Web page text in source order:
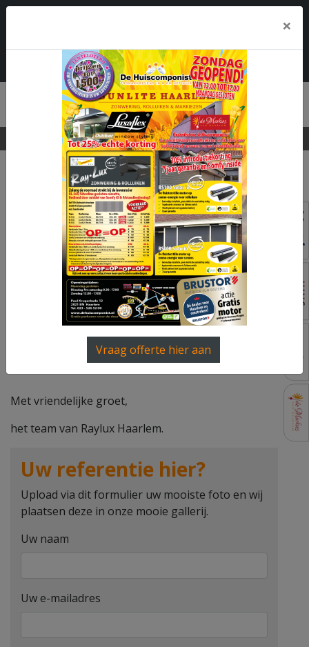
Nergens voordeliger
CONTACT OFFERTE AANVRAGEN
Referenties
Geachte klant,
Raylux Haarlem nodigt u van harte uit om uw
aangeschafte Raylux product naar ons te mailen.
Wij plaatsen uw foto(s) zodat hier een mooi
overzicht komt te staan.
U kunt uw foto(s) mailen naar
info@dehuiscomponist.nlof uploaden via het
formulier op deze pagina.
Uw reactie wordt meer dan gewaardeerd.
Met vriendelijke groet,
het team van Raylux Haarlem.
Uw referentie hier?
Upload via dit formulier uw mooiste foto en wij
plaatsen deze in onze mooie gallerij.
Uw naam
Uw e-mailadres
×
Vraag offerte hier aan